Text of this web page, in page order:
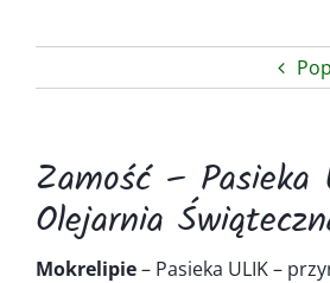
Kontakt
Zamość –
Olejarnia
Mokrelipie– Pasieka ULIK –